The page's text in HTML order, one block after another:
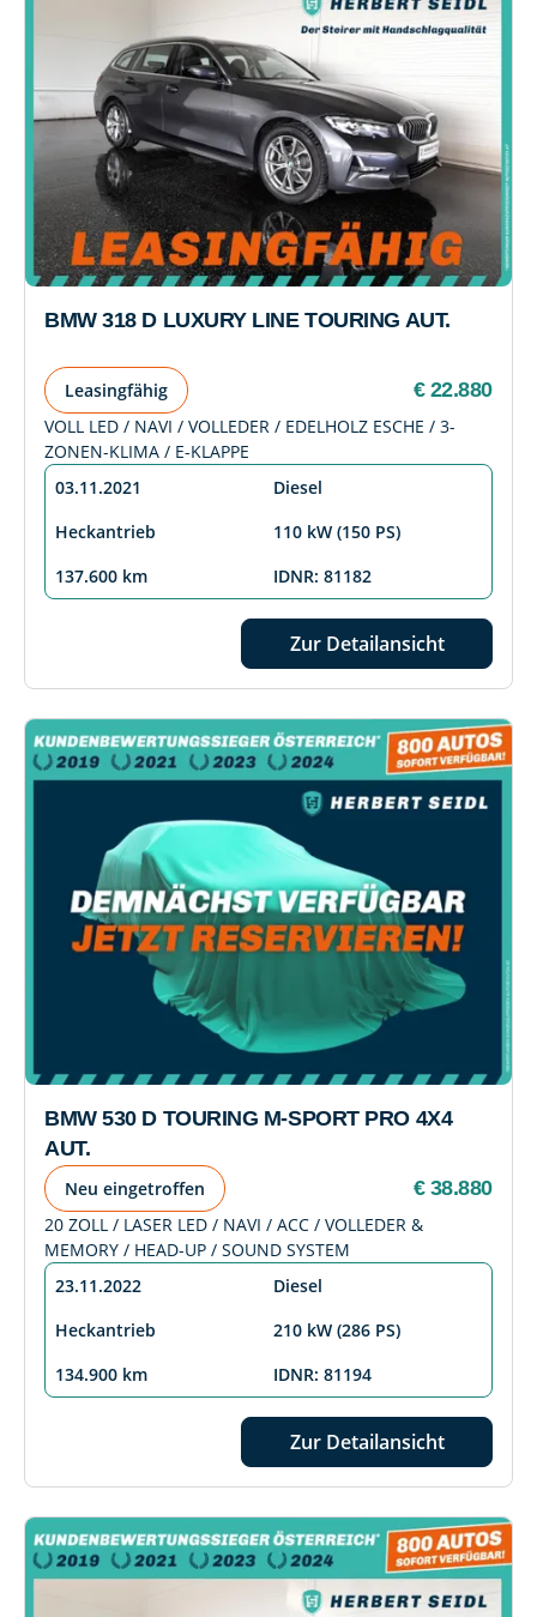
BMW 318 D LUXURY LINE TOURING AUT.
Leasingfähig € 22.880
VOLL LED / NAVI / VOLLEDER / EDELHOLZ ESCHE / 3-
ZONEN-KLIMA / E-KLAPPE
03.11.2021
Diesel
Heckantrieb
110 kW (150 PS)
137.600 km
IDNR: 81182
Zur Detailansicht
BMW 530 D TOURING M-SPORT PRO 4X4
AUT.
Neu eingetroffen € 38.880
20 ZOLL / LASER LED / NAVI / ACC / VOLLEDER &
MEMORY / HEAD-UP / SOUND SYSTEM
23.11.2022
Diesel
Heckantrieb
210 kW (286 PS)
134.900 km
IDNR: 81194
Zur Detailansicht